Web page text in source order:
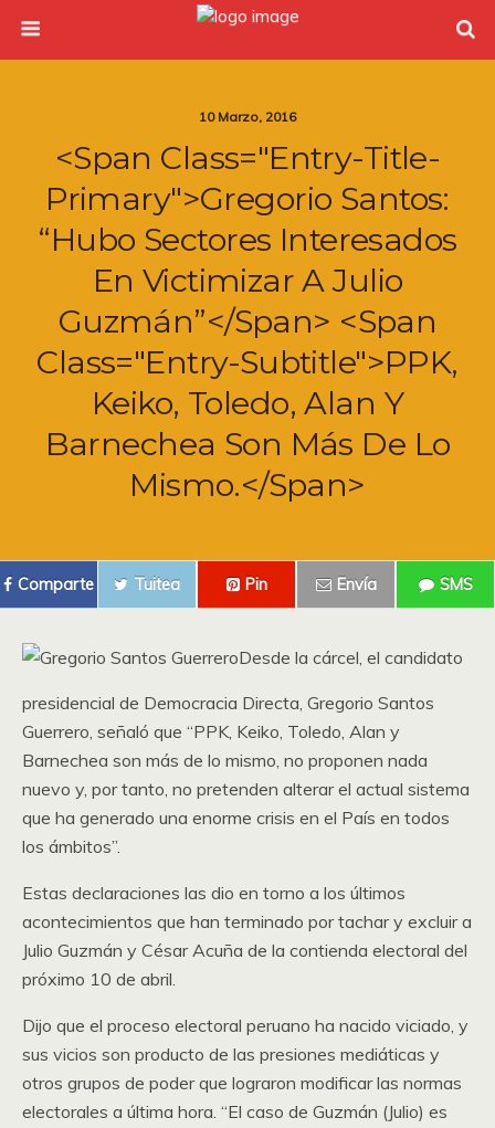
10 Marzo, 2016
<span Class="entry-Title-
Primary">Gregorio Santos:
“hubo Sectores Interesados
En Victimizar A Julio
Guzmán”</span> <span
Class="entry-Subtitle">PPK,
Keiko, Toledo, Alan Y
Barnechea Son Más De Lo
Mismo.</span>
Comparte Tuitea Pin Envía SMS
Desde la cárcel, el candidato
presidencial de Democracia Directa, Gregorio Santos
Guerrero, señaló que “PPK, Keiko, Toledo, Alan y
Barnechea son más de lo mismo, no proponen nada
nuevo y, por tanto, no pretenden alterar el actual sistema
que ha generado una enorme crisis en el País en todos
los ámbitos”.
Estas declaraciones las dio en torno a los últimos
acontecimientos que han terminado por tachar y excluir a
Julio Guzmán y César Acuña de la contienda electoral del
próximo 10 de abril.
Dijo que el proceso electoral peruano ha nacido viciado, y
sus vicios son producto de las presiones mediáticas y
otros grupos de poder que lograron modificar las normas
electorales a última hora. “El caso de Guzmán (Julio) es